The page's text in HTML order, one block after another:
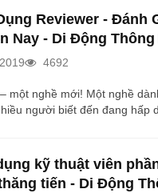
nhân sự lên đến gần 200
Reviewer - Đánh
Nay - Di Động Thông
4692
một nghề mới! Một nghề
người biết đến đang hấp
của 1 reviewer chân chính
Tôi nhìn cậu ấy từ đầu đến
kỹ thuật viên
tiến - Di Động